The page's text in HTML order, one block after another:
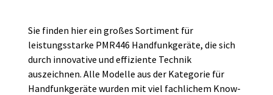
Sie finden hier ein großes Sortiment für
leistungsstarke PMR446 Handfunkgeräte, die sich
durch innovative und effiziente Technik
auszeichnen. Alle Modelle aus der Kategorie für
Handfunkgeräte wurden mit viel fachlichem Know-